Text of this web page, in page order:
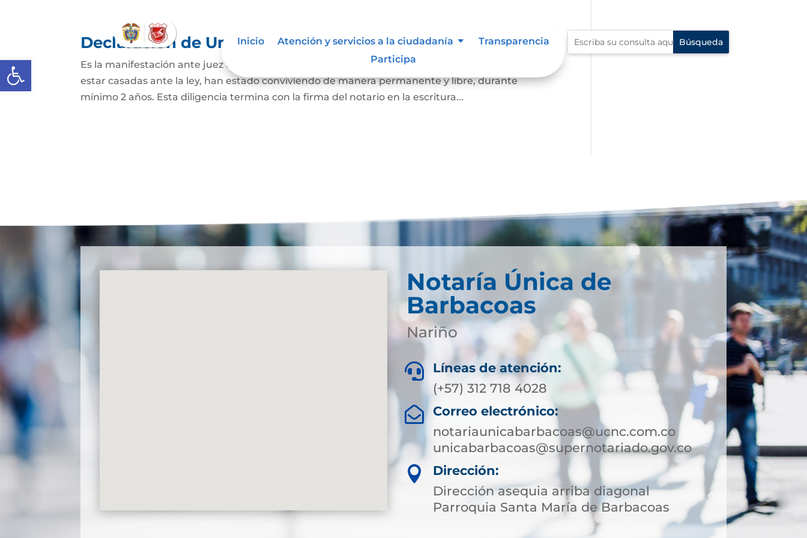
Abrir barra de herramientas
Inicio Atención y servicios a la ciudadanía
Transparencia
Participa
Declaración de Unión Marital de Hecho
Es la manifestación ante juez o notario de la existencia de la unión entre dos personas que, sin
estar casadas ante la ley, han estado conviviendo de manera permanente y libre, durante
mínimo 2 años. Esta diligencia termina con la firma del notario en la escritura...
Notaría Única de
Barbacoas
Nariño

Líneas de atención:
(+57) 312 718 4028

Correo electrónico:
notariaunicabarbacoas@ucnc.com.co
unicabarbacoas@supernotariado.gov.co

Dirección:
Dirección asequia arriba diagonal
Parroquia Santa María de Barbacoas